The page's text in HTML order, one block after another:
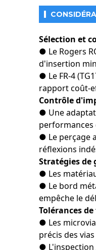
Sélection et
● Le Rogers
d'insertion
● Le FR-4
rapport coût-
Contrôle
● Une
performances
● Le perçage
réflexions
Stratégies
● Les
● Le bord
empêche le
Tolérances
● Les
précis des vias
● L'inspection
Équipements